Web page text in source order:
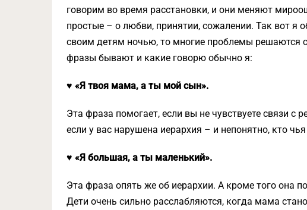
говорим во время расстановки, и они меняют
простые – о любви, принятии, сожалении. Так вот я
своим детям ночью, то многие проблемы решаются
фразы бывают и какие говорю обычно я:
♥ «Я твоя мама, а ты мой сын».
Эта фраза помогает, если вы не чувствуете связи с
если у вас нарушена иерархия – и непонятно, кто
♥ «Я большая, а ты маленький».
Эта фраза опять же об иерархии. А кроме того она
Дети очень сильно расслабляются, когда мама